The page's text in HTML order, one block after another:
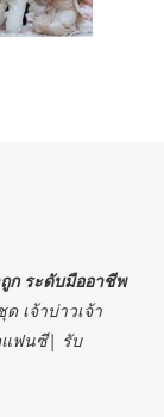
ก ระดับมืออาชีพ
เจ้าบ่าวเจ้า
แฟนซี| รับ